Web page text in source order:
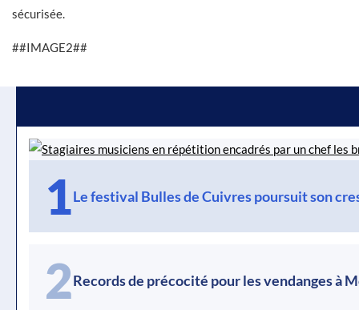
sécurisée.
##IMAGE2##
1Le festival Bulles de Cuivres poursuit son
2Records de précocité pour les vendanges à